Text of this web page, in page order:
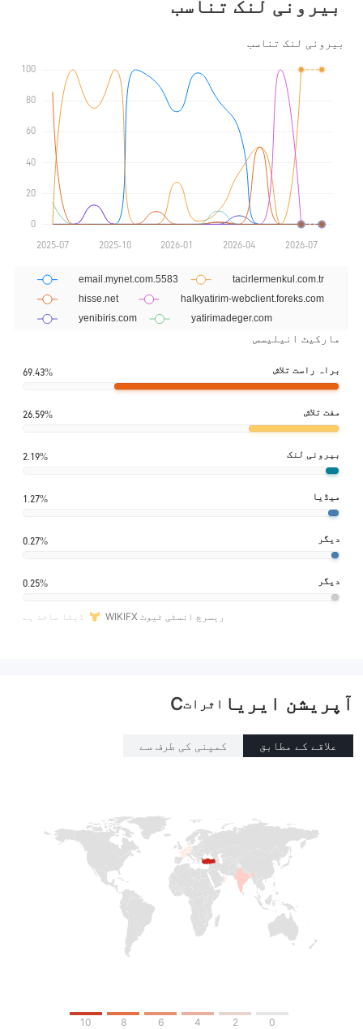
بیرونی لنک تناسب
مارکیٹ انیلیسس
براہ راست تلاش 69.43%
مفت تلاش 26.59%
بیرونی لنک 2.19%
میڈیا 1.27%
دیگر 0.27%
دیگر 0.25%
ڈیٹا ماخذ ہے WIKIFX ریسرچ انسٹی ٹیوٹ
آپریشن ایریا اثراتC
علاقے کے مطابق کمپنی کی طرف سے
0
2
4
6
8
10